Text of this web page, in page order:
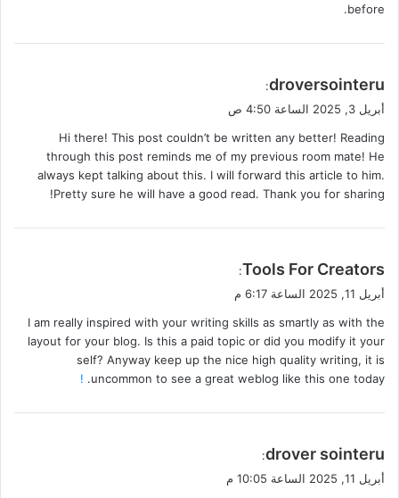
before.
ي
ق
ل
droversointeru
:
أبريل 3, 2025 الساعة 4:50 ص
Hi there! This post couldn’t be written any better! Reading
through this post reminds me of my previous room mate! He
always kept talking about this. I will forward this article to him.
Pretty sure he will have a good read. Thank you for sharing!
ي
ق
ل
Tools For Creators
:
أبريل 11, 2025 الساعة 6:17 م
I am really inspired with your writing skills as smartly as with the
layout for your blog. Is this a paid topic or did you modify it your
self? Anyway keep up the nice high quality writing, it is
uncommon to see a great weblog like this one today.
!
ي
ق
drover sointeru
:
أبريل 11, 2025 الساعة 10:05 م